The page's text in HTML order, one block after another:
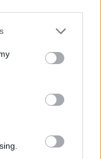
or more Google
You may click to
party tags to
in below Google
Κοινοποιήστε